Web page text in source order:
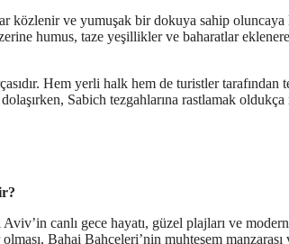
közlenir ve yumuşak bir dokuya sahip
humus, taze yeşillikler ve baharatlar
Hem yerli halk hem de turistler tarafından
Sabich tezgahlarına rastlamak
canlı gece hayatı, güzel plajları ve
Bahai Bahçeleri’nin muhteşem